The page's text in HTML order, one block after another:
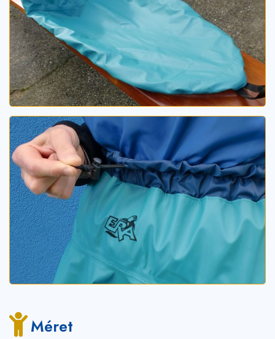
Méret